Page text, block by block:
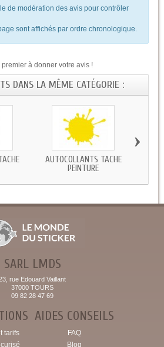
de modération des avis pour contrôler
sont affichés par ordre chronologique.
à donner votre avis !
DANS LA MÊME CATÉGORIE :
AUTOCOLLANTS TACHE
PEINTURE
›
SARL LMDS
rue Edouard Vaillant
37000 TOURS
09 82 28 47 69
tarifs
AIDES CONSEILS
FAQ
Blog